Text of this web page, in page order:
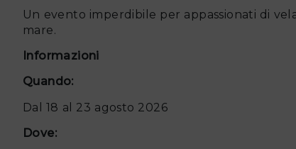
Un evento imperdibile per appassionati di
mare.
Informazioni
Quando:
Dal 18 al 23 agosto 2026
Dove: